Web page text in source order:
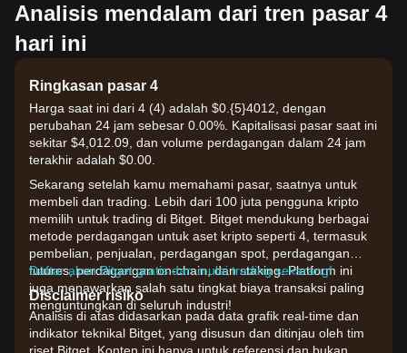
Analisis mendalam dari tren pasar 4
hari ini
Ringkasan pasar 4
Harga saat ini dari 4 (4) adalah $0.{​5}4012, dengan
perubahan 24 jam sebesar 0.00%. Kapitalisasi pasar saat ini
sekitar $4,012.09, dan volume perdagangan dalam 24 jam
terakhir adalah $0.00.
Sekarang setelah kamu memahami pasar, saatnya untuk
membeli dan trading. Lebih dari 100 juta pengguna kripto
memilih untuk trading di Bitget. Bitget mendukung berbagai
metode perdagangan untuk aset kripto seperti 4, termasuk
pembelian, penjualan, perdagangan spot, perdagangan
futures, perdagangan on-chain, dan staking. Platform ini
juga menawarkan salah satu tingkat biaya transaksi paling
menguntungkan di seluruh industri!
Daftar akun Bitget gratis dan mulai trading sekarang!
Disclaimer risiko
Analisis di atas didasarkan pada data grafik real-time dan
indikator teknikal Bitget, yang disusun dan ditinjau oleh tim